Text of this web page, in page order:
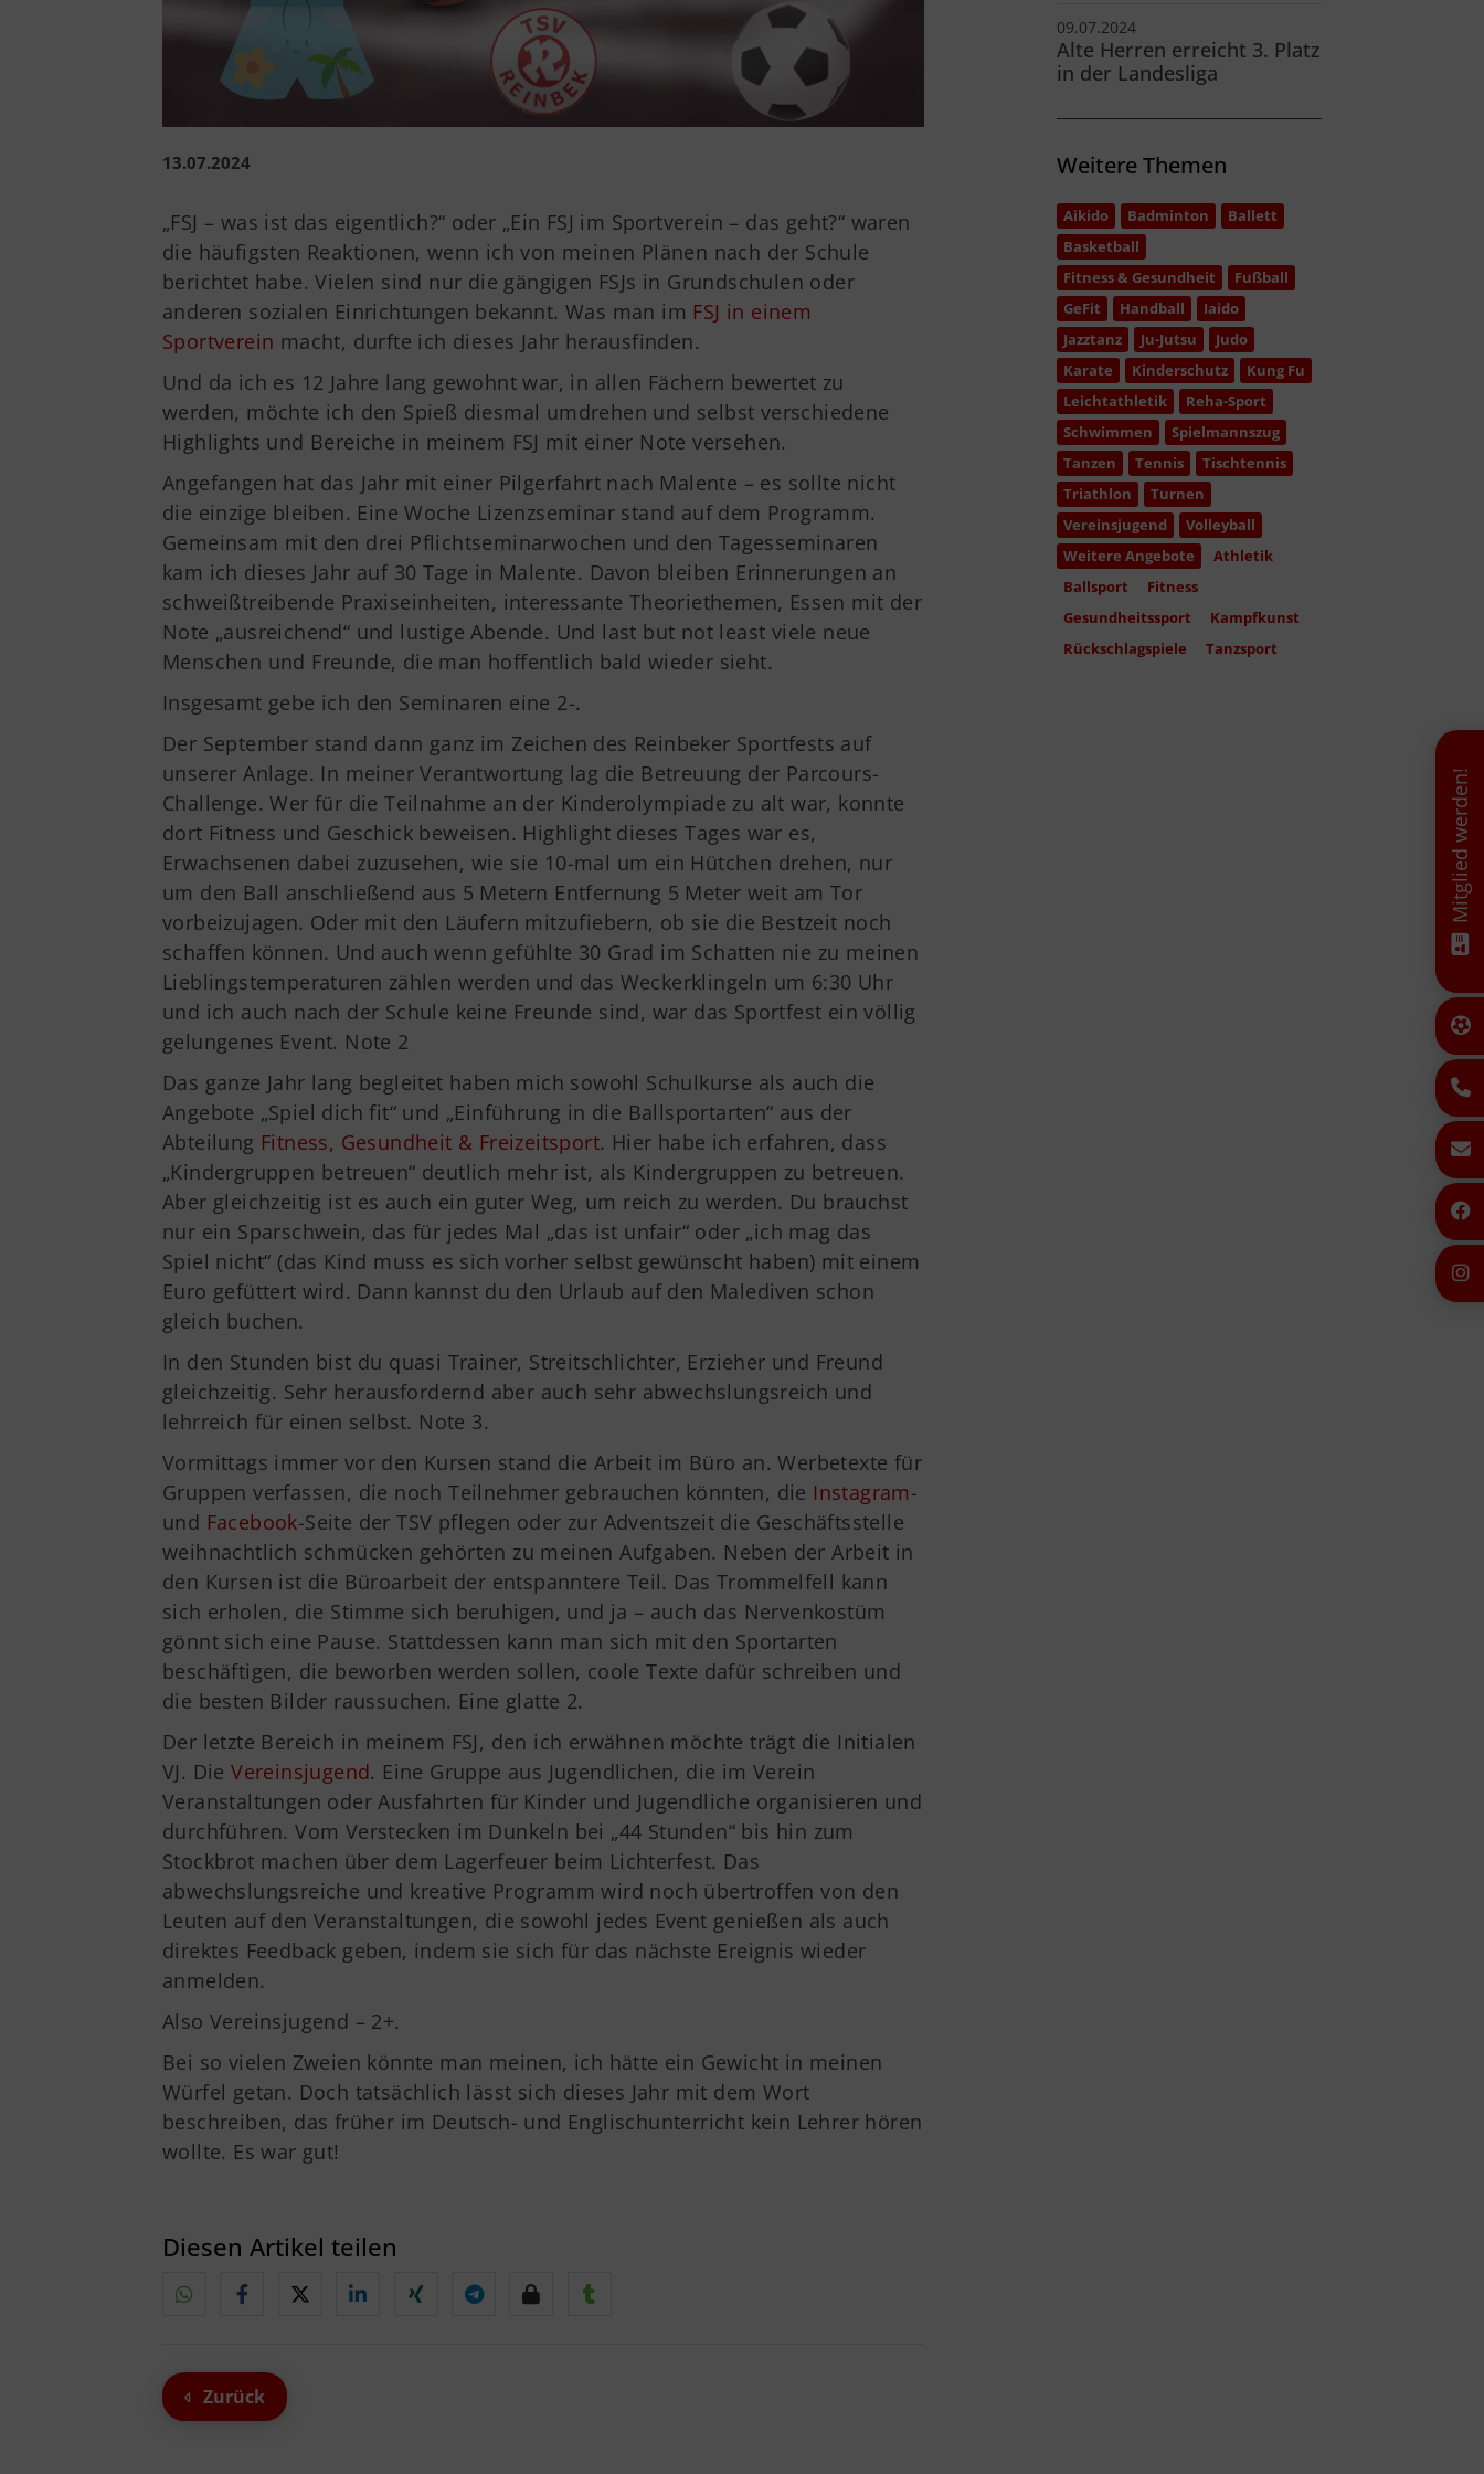
13.07.2024
„FSJ – was ist das eigentlich?“ oder „Ein FSJ im Sportverein – das geht?“ waren
die häufigsten Reaktionen, wenn ich von meinen Plänen nach der Schule
berichtet habe. Vielen sind nur die gängigen FSJs in Grundschulen oder
anderen sozialen Einrichtungen bekannt. Was man im FSJ in einem
Sportverein macht, durfte ich dieses Jahr herausfinden.
Und da ich es 12 Jahre lang gewohnt war, in allen Fächern bewertet zu
werden, möchte ich den Spieß diesmal umdrehen und selbst verschiedene
Highlights und Bereiche in meinem FSJ mit einer Note versehen.
Angefangen hat das Jahr mit einer Pilgerfahrt nach Malente – es sollte nicht
die einzige bleiben. Eine Woche Lizenzseminar stand auf dem Programm.
Gemeinsam mit den drei Pflichtseminarwochen und den Tagesseminaren
kam ich dieses Jahr auf 30 Tage in Malente. Davon bleiben Erinnerungen an
schweißtreibende Praxiseinheiten, interessante Theoriethemen, Essen mit der
Note „ausreichend“ und lustige Abende. Und last but not least viele neue
Menschen und Freunde, die man hoffentlich bald wieder sieht.
Insgesamt gebe ich den Seminaren eine 2-.
Der September stand dann ganz im Zeichen des Reinbeker Sportfests auf
unserer Anlage. In meiner Verantwortung lag die Betreuung der Parcours-
Challenge. Wer für die Teilnahme an der Kinderolympiade zu alt war, konnte
dort Fitness und Geschick beweisen. Highlight dieses Tages war es,
Erwachsenen dabei zuzusehen, wie sie 10-mal um ein Hütchen drehen, nur
um den Ball anschließend aus 5 Metern Entfernung 5 Meter weit am Tor
vorbeizujagen. Oder mit den Läufern mitzufiebern, ob sie die Bestzeit noch
schaffen können. Und auch wenn gefühlte 30 Grad im Schatten nie zu meinen
Lieblingstemperaturen zählen werden und das Weckerklingeln um 6:30 Uhr
und ich auch nach der Schule keine Freunde sind, war das Sportfest ein völlig
gelungenes Event. Note 2
Das ganze Jahr lang begleitet haben mich sowohl Schulkurse als auch die
Angebote „Spiel dich fit“ und „Einführung in die Ballsportarten“ aus der
Abteilung Fitness, Gesundheit & Freizeitsport. Hier habe ich erfahren, dass
„Kindergruppen betreuen“ deutlich mehr ist, als Kindergruppen zu betreuen.
Aber gleichzeitig ist es auch ein guter Weg, um reich zu werden. Du brauchst
nur ein Sparschwein, das für jedes Mal „das ist unfair“ oder „ich mag das
Spiel nicht“ (das Kind muss es sich vorher selbst gewünscht haben) mit einem
Euro gefüttert wird. Dann kannst du den Urlaub auf den Malediven schon
gleich buchen.
In den Stunden bist du quasi Trainer, Streitschlichter, Erzieher und Freund
gleichzeitig. Sehr herausfordernd aber auch sehr abwechslungsreich und
lehrreich für einen selbst. Note 3.
Vormittags immer vor den Kursen stand die Arbeit im Büro an. Werbetexte für
Gruppen verfassen, die noch Teilnehmer gebrauchen könnten, die Instagram-
und Facebook-Seite der TSV pflegen oder zur Adventszeit die Geschäftsstelle
weihnachtlich schmücken gehörten zu meinen Aufgaben. Neben der Arbeit in
den Kursen ist die Büroarbeit der entspanntere Teil. Das Trommelfell kann
sich erholen, die Stimme sich beruhigen, und ja – auch das Nervenkostüm
gönnt sich eine Pause. Stattdessen kann man sich mit den Sportarten
beschäftigen, die beworben werden sollen, coole Texte dafür schreiben und
die besten Bilder raussuchen. Eine glatte 2.
Der letzte Bereich in meinem FSJ, den ich erwähnen möchte trägt die Initialen
VJ. DieVereinsjugend. Eine Gruppe aus Jugendlichen, die im Verein
Veranstaltungen oder Ausfahrten für Kinder und Jugendliche organisieren und
durchführen. Vom Verstecken im Dunkeln bei „44 Stunden“ bis hin zum
Stockbrot machen über dem Lagerfeuer beim Lichterfest. Das
abwechslungsreiche und kreative Programm wird noch übertroffen von den
Leuten auf den Veranstaltungen, die sowohl jedes Event genießen als auch
direktes Feedback geben, indem sie sich für das nächste Ereignis wieder
anmelden.
Also Vereinsjugend – 2+.
Bei so vielen Zweien könnte man meinen, ich hätte ein Gewicht in meinen
Würfel getan. Doch tatsächlich lässt sich dieses Jahr mit dem Wort
beschreiben, das früher im Deutsch- und Englischunterricht kein Lehrer hören
wollte. Es war gut!
Diesen Artikel teilen
Zurück
09.07.2024
Alte Herren erreicht 3. Platz
in der Landesliga
Weitere Themen
Aikido Badminton
Ballett
Basketball
Fitness & Gesundheit
Fußball
GeFit
Handball
Iaido
Jazztanz
Ju-Jutsu
Judo
Karate
Kinderschutz
Kung Fu
Leichtathletik
Reha-Sport
Schwimmen
Spielmannszug
Tanzen
Tennis
Tischtennis
Triathlon
Turnen
Vereinsjugend
Volleyball
Weitere Angebote
Athletik
Ballsport
Fitness
Gesundheitssport
Kampfkunst
Rückschlagspiele
Tanzsport
Mitglied werden!